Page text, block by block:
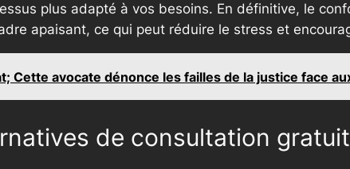
plus adapté à vos besoins. En définitive, le
apaisant, ce qui peut réduire le stress et
Cette avocate dénonce les failles de la justice face
de consultation